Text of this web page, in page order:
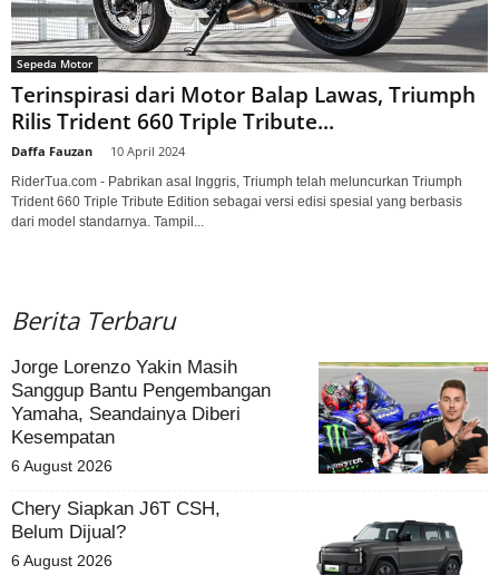
Sepeda Motor
Terinspirasi dari Motor Balap Lawas, Triumph
Rilis Trident 660 Triple Tribute...
Daffa Fauzan 10 April 2024
RiderTua.com - Pabrikan asal Inggris, Triumph telah meluncurkan Triumph
Trident 660 Triple Tribute Edition sebagai versi edisi spesial yang berbasis
dari model standarnya. Tampil...
Berita Terbaru
Jorge Lorenzo Yakin Masih
Sanggup Bantu Pengembangan
Yamaha, Seandainya Diberi
Kesempatan
6 August 2026
Chery Siapkan J6T CSH,
Belum Dijual?
6 August 2026